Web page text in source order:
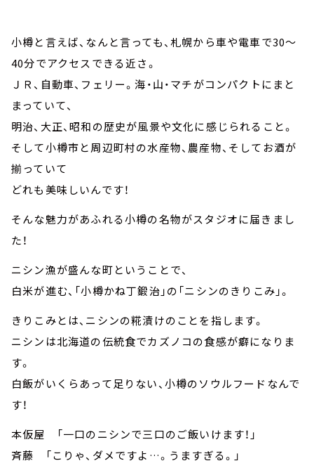
小樽と言えば、なんと言っても、札幌から車や電車で30～
40分でアクセスできる近さ。
ＪＲ、自動車、フェリー。海・山・マチがコンパクトにまと
まっていて、
明治、大正、昭和の歴史が風景や文化に感じられること。
そして小樽市と周辺町村の水産物、農産物、そしてお酒が
揃っていて
どれも美味しいんです！
そんな魅力があふれる小樽の名物がスタジオに届きまし
た！
ニシン漁が盛んな町ということで、
白米が進む、「小樽かね丁鍛治」の「ニシンのきりこみ」。
きりこみとは、ニシンの糀漬けのことを指します。
ニシンは北海道の伝統食でカズノコの食感が癖になりま
す。
白飯がいくらあって足りない、小樽のソウルフードなんで
す！
本仮屋 「一口のニシンで三口のご飯いけます！」
斉藤 「こりゃ、ダメですよ…。うますぎる。」